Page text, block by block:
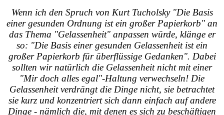
Wenn ich den Spruch von Kurt Tucholsky "Die Basis
einer gesunden Ordnung ist ein großer Papierkorb" an
das Thema "Gelassenheit" anpassen würde, klänge er
so: "Die Basis einer gesunden Gelassenheit ist ein
großer Papierkorb für überflüssige Gedanken". Dabei
sollten wir natürlich die Gelassenheit nicht mit einer
"Mir doch alles egal"-Haltung verwechseln! Die
Gelassenheit verdrängt die Dinge nicht, sie betrachtet
sie kurz und konzentriert sich dann einfach auf andere
Dinge - nämlich die, mit denen es sich zu beschäftigen